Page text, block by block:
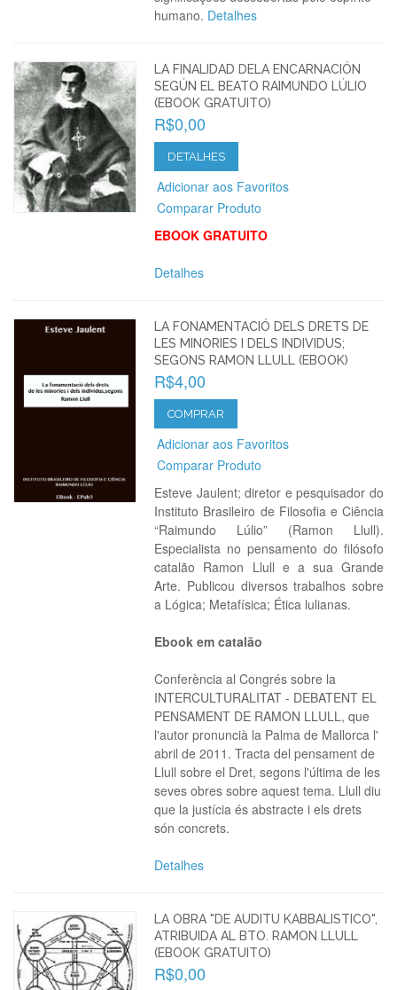
humano. Detalhes
LA FINALIDAD DELA ENCARNACIÓN
SEGÚN EL BEATO RAIMUNDO LÚLIO
(EBOOK GRATUITO)
R$0,00
DETALHES
Adicionar aos Favoritos
Comparar Produto
EBOOK GRATUITO
Detalhes
LA FONAMENTACIÓ DELS DRETS DE
LES MINORIES I DELS INDIVIDUS;
SEGONS RAMON LLULL (EBOOK)
R$4,00
COMPRAR
Adicionar aos Favoritos
Comparar Produto
Esteve Jaulent; diretor e pesquisador do
Instituto Brasileiro de Filosofia e Ciência
“Raimundo Lúlio” (Ramon Llull).
Especialista no pensamento do filósofo
catalão Ramon Llull e a sua Grande
Arte. Publicou diversos trabalhos sobre
a Lógica; Metafísica; Ética lulianas.
Ebook em catalão
Conferència al Congrés sobre la
INTERCULTURALITAT - DEBATENT EL
PENSAMENT DE RAMON LLULL, que
l'autor pronuncià la Palma de Mallorca l'
abril de 2011. Tracta del pensament de
Llull sobre el Dret, segons l'última de les
seves obres sobre aquest tema. Llull diu
que la justícia és abstracte i els drets
són concrets.
Detalhes
LA OBRA "DE AUDITU KABBALISTICO",
ATRIBUIDA AL BTO. RAMON LLULL
(EBOOK GRATUITO)
R$0,00